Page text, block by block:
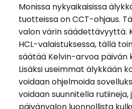
Monissa nykyaikaisissa
tuotteissa on CCT-ohjaus.
valon värin säädettävyyttä.
HCL-valaistuksessa, tällä
säätää Kelvin-arvoa päivän
Lisäksi useimmat älykkään
voidaan ohjelmoida
voidaan suunnitella
päivänvalon luonnollista